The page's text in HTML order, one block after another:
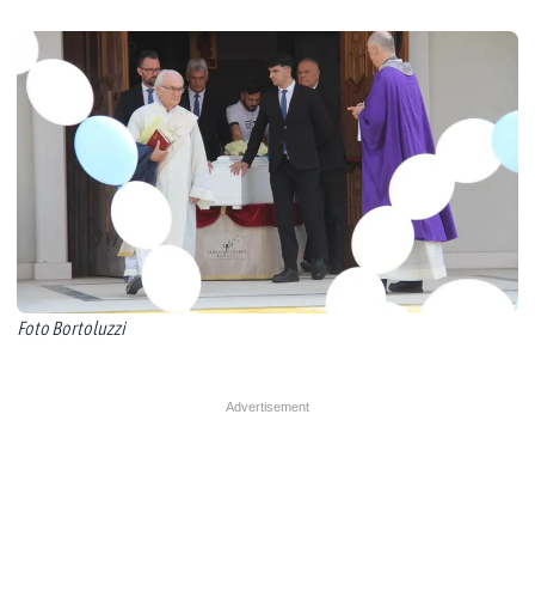
Foto Bortoluzzi